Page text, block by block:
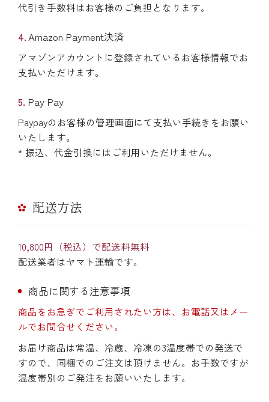
代引き手数料はお客様のご負担となります。
Amazon Payment決済
アマゾンアカウントに登録されているお客様情報でお
支払いただけます。
Pay Pay
Paypayのお客様の管理画面にて支払い手続きをお願い
いたします。
* 振込、代金引換にはご利用いただけません。
配送方法
10,800円（税込）で配送料無料
配送業者はヤマト運輸です。
商品に関する注意事項
商品をお急ぎでご利用されたい方は、お電話又はメー
ルでお問合せください。
お届け商品は常温、冷蔵、冷凍の3温度帯での発送で
すので、同梱でのご注文は頂けません。お手数ですが
温度帯別のご発注をお願いいたします。